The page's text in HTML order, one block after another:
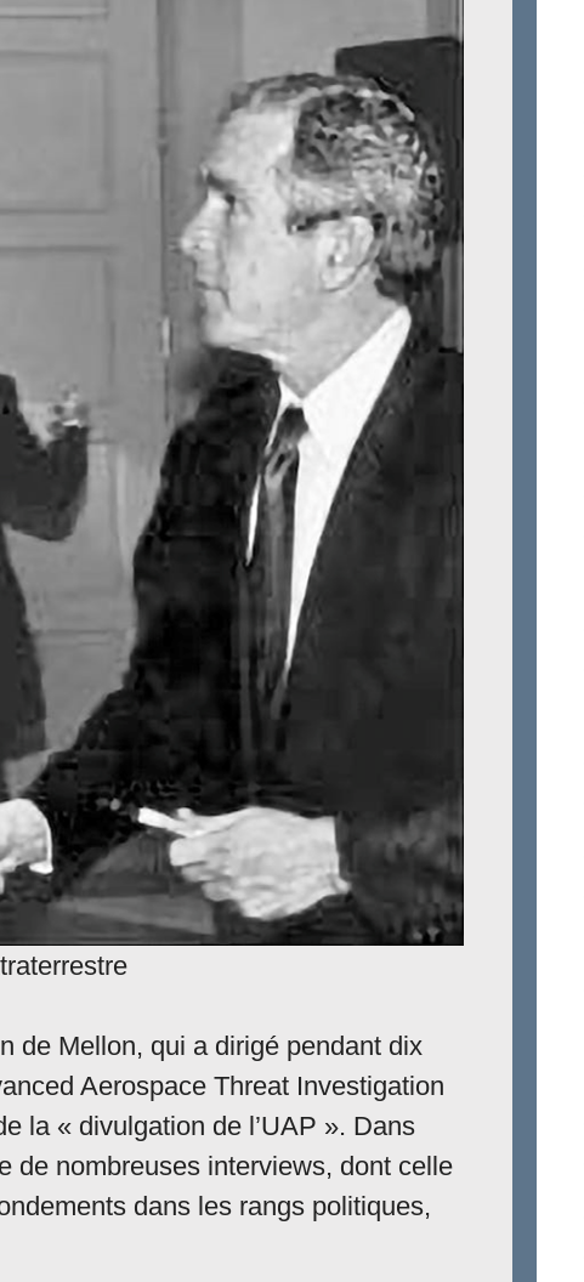
de Mellon, qui a dirigé pendant dix
Aerospace Threat Investigation
la « divulgation de l’UAP ». Dans
de nombreuses interviews, dont celle
dans les rangs politiques,